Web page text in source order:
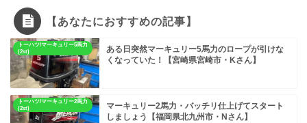
【あなたにおすすめの記事】
トーハツ/マーキュリー5馬力
(2st)
ある日突然マーキュリー5馬力のロープが引けな
くなっていた！【宮崎県宮崎市・Kさん】
トーハツ/マーキュリー2馬力
(2st)
マーキュリー2馬力・バッチリ仕上げてスタート
しましょう【福岡県北九州市・Nさん】